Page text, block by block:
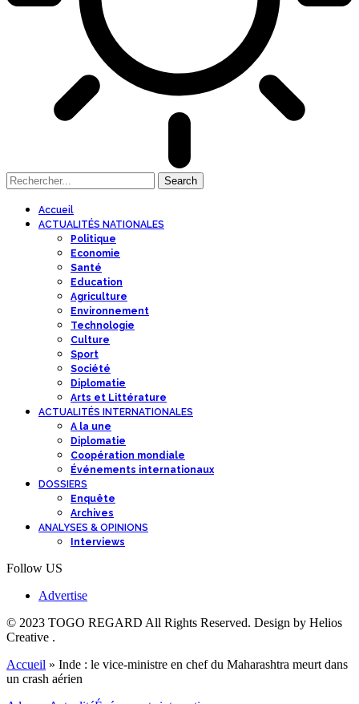
Accueil
ACTUALITÉS NATIONALES
Politique
Economie
Santé
Education
Agriculture
Environnement
Technologie
Culture
Sport
Société
Diplomatie
Arts et Littérature
ACTUALITÉS INTERNATIONALES
A la une
Diplomatie
Coopération mondiale
Événements internationaux
DOSSIERS
Enquête
Archives
ANALYSES & OPINIONS
Interviews
Follow US
Advertise
© 2023 TOGO REGARD All Rights Reserved. Design by Helios
Creative .
Accueil » Inde : le vice-ministre en chef du Maharashtra meurt dans
un crash aérien